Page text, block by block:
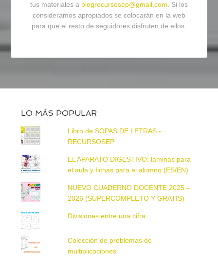
tus materiales a blogrecursosep@gmail.com. Si los
consideramos apropiados se colocarán en la web
para que el resto de seguidores disfruten de ellos.
LO MÁS POPULAR
Libro de SOPAS DE LETRAS -
RECURSOSEP
EL APARATO DIGESTIVO: láminas para
el aula y fichas para el alumno (ES/EN)
NUEVO CUADERNO DOCENTE 2025 –
2026 (SUPERCOMPLETO Y GRATIS)
Divisiones entre una cifra
Colección de problemas de
multiplicaciones